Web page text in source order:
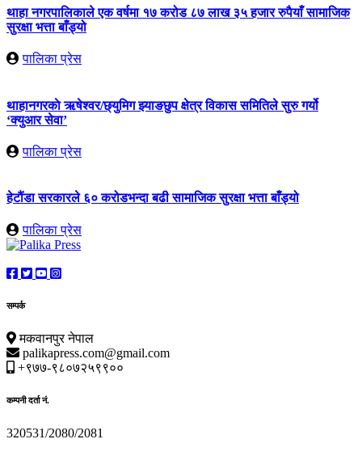
थाहा नगरपालिकाले एक वर्षमा १७ करोड ८७ लाख ३५ हजार रुपैयाँ सामाजिक
सुरक्षा भत्ता बाँड्यो
पालिका प्रेस
थाहानगरकाे ऋषेश्वर/छ्युमिग झ्याङछुप क्षेत्र विकास समितिले सुरु गर्यो
‘क्युआर सेवा’
पालिका प्रेस
हेटौंडा सरकारले ६० करोडभन्दा बढी सामाजिक सुरक्षा भत्ता बाँड्यो
पालिका प्रेस
सम्पर्क
मकवानपुर नेपाल
palikapress.com@gmail.com
+९७७-९८०७२५९९००
कम्पनी दर्ता नं.
320531/2080/2081